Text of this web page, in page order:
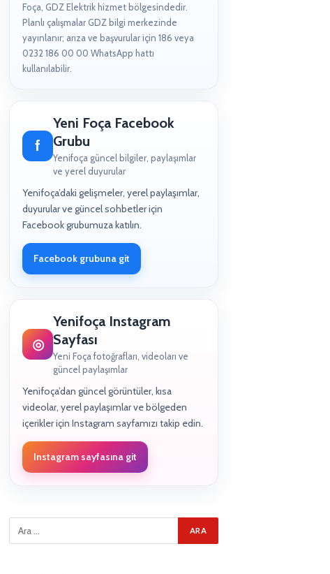
Foça, GDZ Elektrik hizmet bölgesindedir.
Planlı çalışmalar GDZ bilgi merkezinde
yayınlanır; arıza ve başvurular için 186 veya
0232 186 00 00 WhatsApp hattı
kullanılabilir.
f
Yeni Foça Facebook
Grubu
Yenifoça güncel bilgiler, paylaşımlar
ve yerel duyurular
Yenifoça’daki gelişmeler, yerel paylaşımlar,
duyurular ve güncel sohbetler için
Facebook grubumuza katılın.
Facebook grubuna git
◎
Yenifoça Instagram
Sayfası
Yeni Foça fotoğrafları, videoları ve
güncel paylaşımlar
Yenifoça’dan güncel görüntüler, kısa
videolar, yerel paylaşımlar ve bölgeden
içerikler için Instagram sayfamızı takip edin.
Instagram sayfasına git